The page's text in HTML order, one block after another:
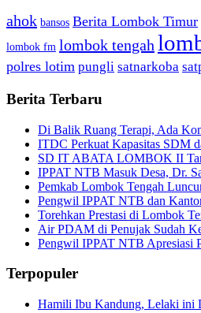
ahok bansos Berita Lombok Timur
lombok fm lombok tengah
polres lotim pungli satnarkoba
Berita Terbaru
Di Balik Ruang Terapi, Ada
ITDC Perkuat Kapasitas SDM
SD IT ABATA LOMBOK II
IPPAT NTB Masuk Desa, Dr.
Pemkab Lombok Tengah
Pengwil IPPAT NTB dan
Torehkan Prestasi di Lombok
Air PDAM di Penujak Sudah
Pengwil IPPAT NTB Apresiasi
Terpopuler
Hamili Ibu Kandung, Lelaki ini